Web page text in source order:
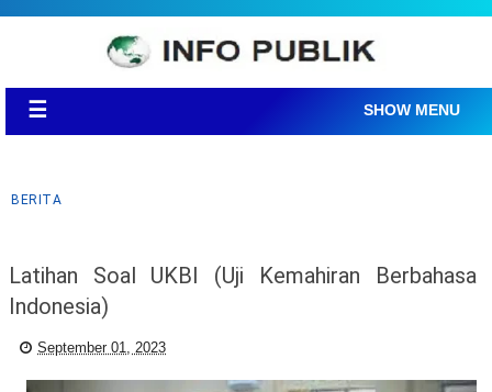
☰ SHOW MENU
BERITA
Latihan Soal UKBI (Uji Kemahiran Berbahasa
Indonesia)
September 01, 2023